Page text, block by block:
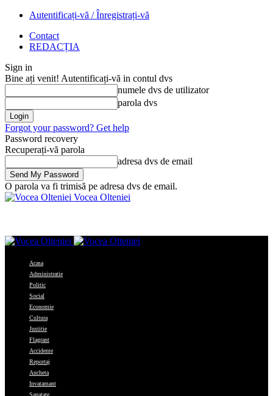
Autentificați-vă / Înregistrați-vă
Contact
REDACȚIA
Sign in
Bine ați venit! Autentificați-vă in contul dvs
numele dvs de utilizator
parola dvs
Forgot your password? Get help
Password recovery
Recuperați-vă parola
adresa dvs de email
O parola va fi trimisă pe adresa dvs de email.
Vocea Olteniei
Acasa
Administratie
Politic
Social
Economie
Cultura
Justitie
Flagrant
Accidente
Reportaj
Ancheta
Invatamant
Sanatate